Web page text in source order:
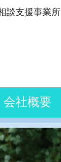
談支援事業所
会社概要